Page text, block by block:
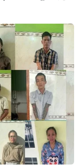
từ 0h ngày
trong 14
thời gian tính